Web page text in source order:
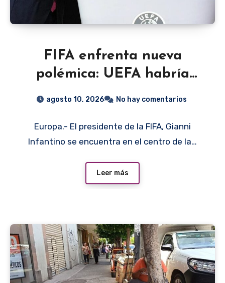
FIFA enfrenta nueva
polémica: UEFA habría
entregado una millonaria
Infantino
agosto 10, 2026 No hay comentarios
Europa.- El presidente de la FIFA, Gianni
Infantino se encuentra en el centro de la…
Leer más